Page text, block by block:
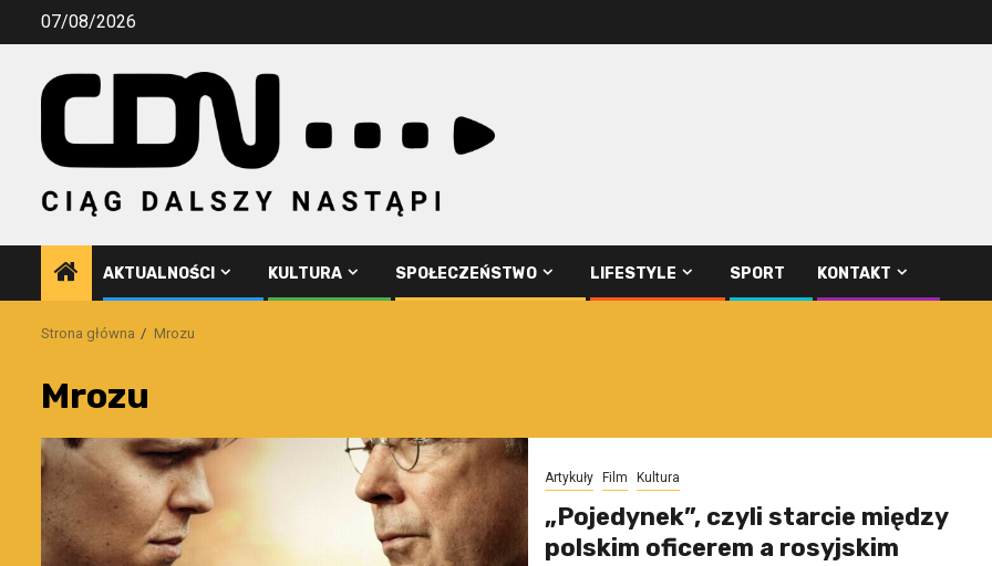
Przejdź07/08/2026
AKTUALNOŚCI KULTURA SPOŁECZEŃSTWO LIFESTYLE SPORT KONTAKT
Strona główna Mrozu
Mrozu
Artykuły Film Kultura
„Pojedynek”, czyli starcie między
polskim oficerem a rosyjskim